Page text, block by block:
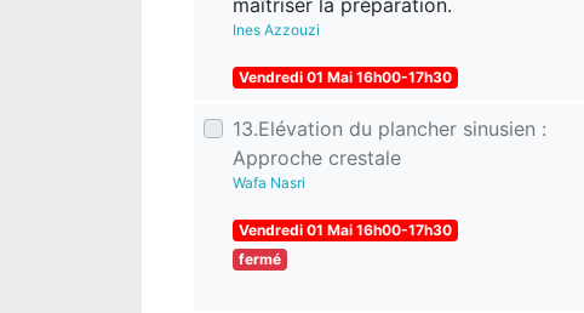
maîtriser la préparation.
Ines Azzouzi
Vendredi 01 Mai 16h00-17h30
13.Elévation du plancher sinusien :
Approche crestale
Wafa Nasri
Vendredi 01 Mai 16h00-17h30
fermé